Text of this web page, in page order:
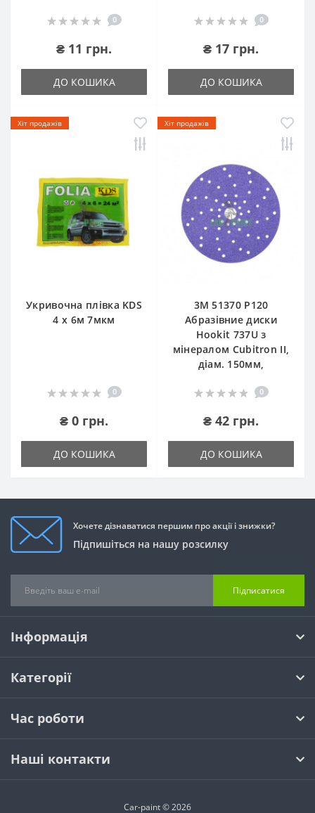
0
₴ 11 грн.
ДО КОШИКА
0
₴ 17 грн.
ДО КОШИКА
Хіт продажів
Укривочна плівка KDS
4 х 6м 7мкм
0
₴ 0 грн.
ДО КОШИКА
Хіт продажів
3М 51370 P120
Абразівние диски
Hookit 737U з
мінералом Cubitron II,
діам. 150мм,
0
₴ 42 грн.
ДО КОШИКА
Хочете дізнаватися першим про акції і знижки?
Підпишіться на нашу розсилку
Підписатися
Інформація
Категорії
Час роботи
Наші контакти
Car-paint © 2026